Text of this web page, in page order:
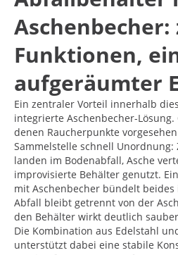
Aschenbecher:
Funktionen,
aufgeräumter
Ein zentraler Vorteil innerhalb
integrierte Aschenbecher-
denen Raucherpunkte
Sammelstelle schnell
landen im Bodenabfall, Asche
improvisierte Behälter genutzt.
mit Aschenbecher bündelt
Abfall bleibt getrennt von der
den Behälter wirkt deutlich
Die Kombination aus Edelstahl
unterstützt dabei eine stabile